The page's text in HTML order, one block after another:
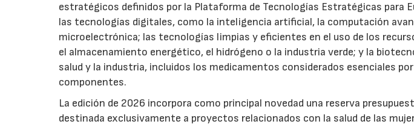
estratégicos definidos por la Plataforma de Tecnologías Estratégicas para
las tecnologías digitales, como la inteligencia artificial, la computación
microelectrónica; las tecnologías limpias y eficientes en el uso de los
el almacenamiento energético, el hidrógeno o la industria verde; y la
salud y la industria, incluidos los medicamentos considerados esenciales
componentes.
La edición de 2026 incorpora como principal novedad una reserva
destinada exclusivamente a proyectos relacionados con la salud de las